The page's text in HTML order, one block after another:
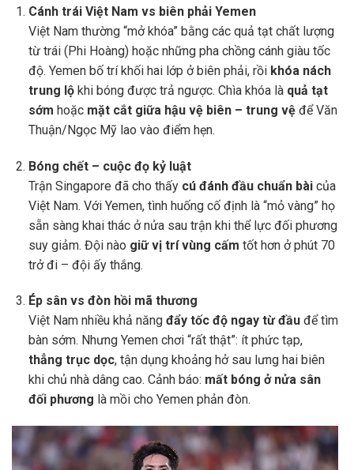
Cánh trái Việt Nam vs biên phải Yemen
Việt Nam thường “mở khóa” bằng các quả tạt chất lượng
từ trái (Phi Hoàng) hoặc những pha chồng cánh giàu tốc
độ. Yemen bố trí khối hai lớp ở biên phải, rồi khóa nách
trung lộkhi bóng được trả ngược. Chìa khóa là quả tạt
sớm hoặc mặt cắt giữa hậu vệ biên – trung vệđể Văn
Thuận/Ngọc Mỹ lao vào điểm hẹn.
Bóng chết – cuộc đọ kỷ luật
Trận Singapore đã cho thấy cú đánh đầu chuẩn bàicủa
Việt Nam. Với Yemen, tình huống cố định là “mỏ vàng” họ
sẵn sàng khai thác ở nửa sau trận khi thể lực đối phương
suy giảm. Đội nào giữ vị trí vùng cấm tốt hơn ở phút 70
trở đi – đội ấy thắng.
Ép sân vs đòn hồi mã thương
Việt Nam nhiều khả năng đẩy tốc độ ngay từ đầuđể tìm
bàn sớm. Nhưng Yemen chơi “rất thật”: ít phức tạp,
thẳng trục dọc, tận dụng khoảng hở sau lưng hai biên
khi chủ nhà dâng cao. Cảnh báo: mất bóng ở nửa sân
đối phương là mồi cho Yemen phản đòn.